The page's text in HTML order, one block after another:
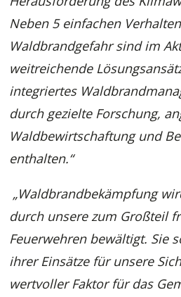
Neben 5 einfachen
Waldbrandgefahr sind im
weitreichende
integriertes
durch gezielte Forschung,
Waldbewirtschaftung und
enthalten.“
„Waldbrandbekämpfung
durch unsere zum Großteil
Feuerwehren bewältigt. Sie
ihrer Einsätze für unsere
wertvoller Faktor für das